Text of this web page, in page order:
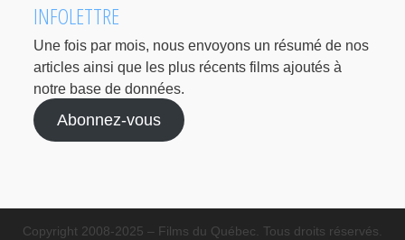
INFOLETTRE
Une fois par mois, nous envoyons un résumé de nos
articles ainsi que les plus récents films ajoutés à
notre base de données.
Abonnez-vous
Copyright 2008-2025 – Films du Québec. Tous droits réservés.